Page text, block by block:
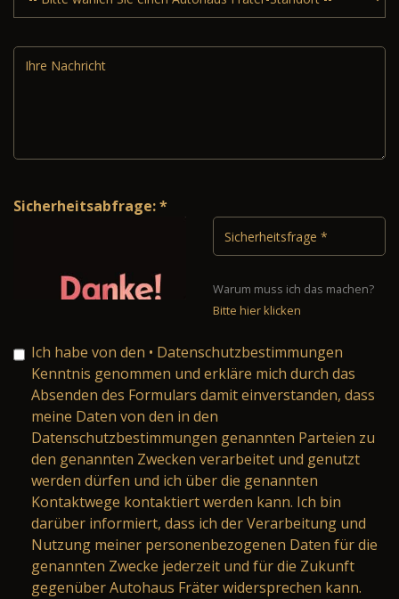
Sicherheitsabfrage: *
Warum muss ich das machen?
Bitte hier klicken
Ich habe von den • Datenschutzbestimmungen
Kenntnis genommen und erkläre mich durch das
Absenden des Formulars damit einverstanden, dass
meine Daten von den in den
Datenschutzbestimmungen genannten Parteien zu
den genannten Zwecken verarbeitet und genutzt
werden dürfen und ich über die genannten
Kontaktwege kontaktiert werden kann. Ich bin
darüber informiert, dass ich der Verarbeitung und
Nutzung meiner personenbezogenen Daten für die
genannten Zwecke jederzeit und für die Zukunft
gegenüber Autohaus Fräter widersprechen kann.